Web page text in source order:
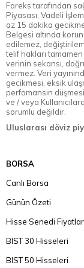
Foreks tarafından
Piyasası, Vadeli
az 15 dakika
Belgesi altında
edilemez,
telif hakları
verinin sekansı,
vermez. Veri
gecikmesi, eksik
perfomansın
ve / veya
sorumlu değildir.
Uluslarası döviz
BORSA
Canlı Borsa
Günün Özeti
Hisse Senedi
BIST 30 Hisseleri
BIST 50 Hisseleri